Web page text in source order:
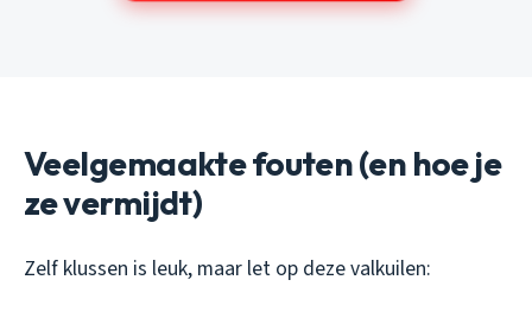
Veelgemaakte fouten (en hoe je
ze vermijdt)
Zelf klussen is leuk, maar let op deze valkuilen: